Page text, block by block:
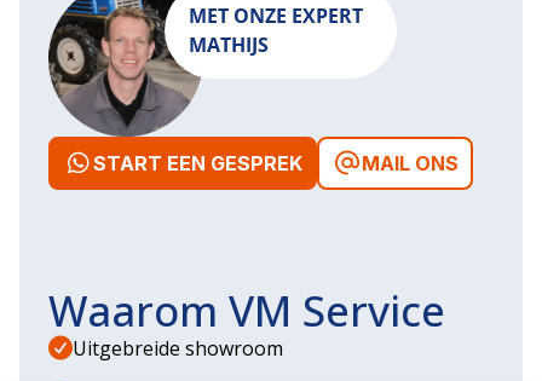
MET ONZE EXPERT
MATHIJS
START EEN GESPREK MAIL ONS
Waarom VM Service
Uitgebreide showroom